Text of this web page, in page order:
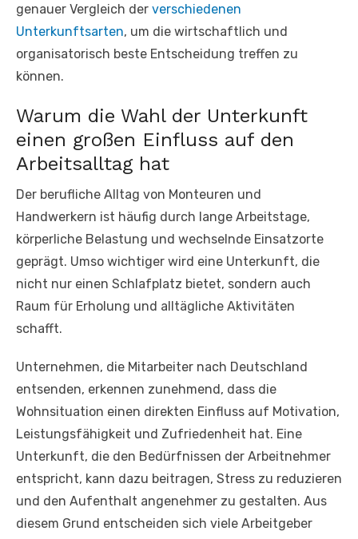
genauer Vergleich der verschiedenen
Unterkunftsarten, um die wirtschaftlich und
organisatorisch beste Entscheidung treffen zu
können.
Warum die Wahl der Unterkunft
einen großen Einfluss auf den
Arbeitsalltag hat
Der berufliche Alltag von Monteuren und
Handwerkern ist häufig durch lange Arbeitstage,
körperliche Belastung und wechselnde Einsatzorte
geprägt. Umso wichtiger wird eine Unterkunft, die
nicht nur einen Schlafplatz bietet, sondern auch
Raum für Erholung und alltägliche Aktivitäten
schafft.
Unternehmen, die Mitarbeiter nach Deutschland
entsenden, erkennen zunehmend, dass die
Wohnsituation einen direkten Einfluss auf Motivation,
Leistungsfähigkeit und Zufriedenheit hat. Eine
Unterkunft, die den Bedürfnissen der Arbeitnehmer
entspricht, kann dazu beitragen, Stress zu reduzieren
und den Aufenthalt angenehmer zu gestalten. Aus
diesem Grund entscheiden sich viele Arbeitgeber